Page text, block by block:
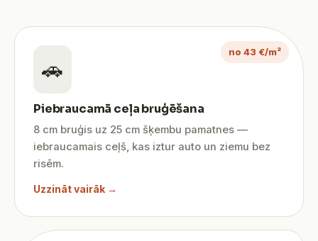
no 43 €/m²
🚗
Piebraucamā ceļa bruģēšana
8 cm bruģis uz 25 cm šķembu pamatnes —
iebraucamais ceļš, kas iztur auto un ziemu bez
risēm.
Uzzināt vairāk →